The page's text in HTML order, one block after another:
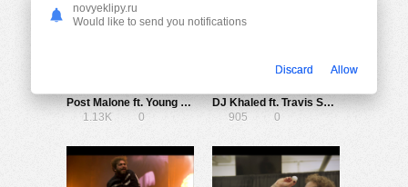
Post Malone ft. Young Thug — Goodbyes
1.13K
0
DJ Khaled ft. Travis Scott, Post Malone — Celebrate
905
0
novyeklipy.ru
Would like to send you notifications
Discard Allow